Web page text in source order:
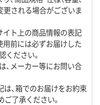
更される場合がございま
イト上の商品情報の表記
用前には必ずお届けした
ください。
、メーカー等にお問い合
は、箱でのお届けをお約束
了承ください。